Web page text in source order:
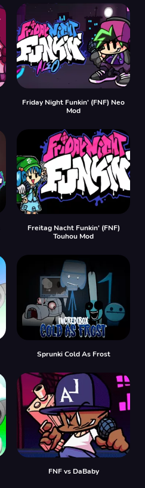
Friday Night Funkin' (FNF) Neo
Mod
Freitag Nacht Funkin' (FNF)
Touhou Mod
Sprunki Cold As Frost
FNF vs DaBaby